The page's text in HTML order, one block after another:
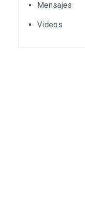
Mensajes
Videos